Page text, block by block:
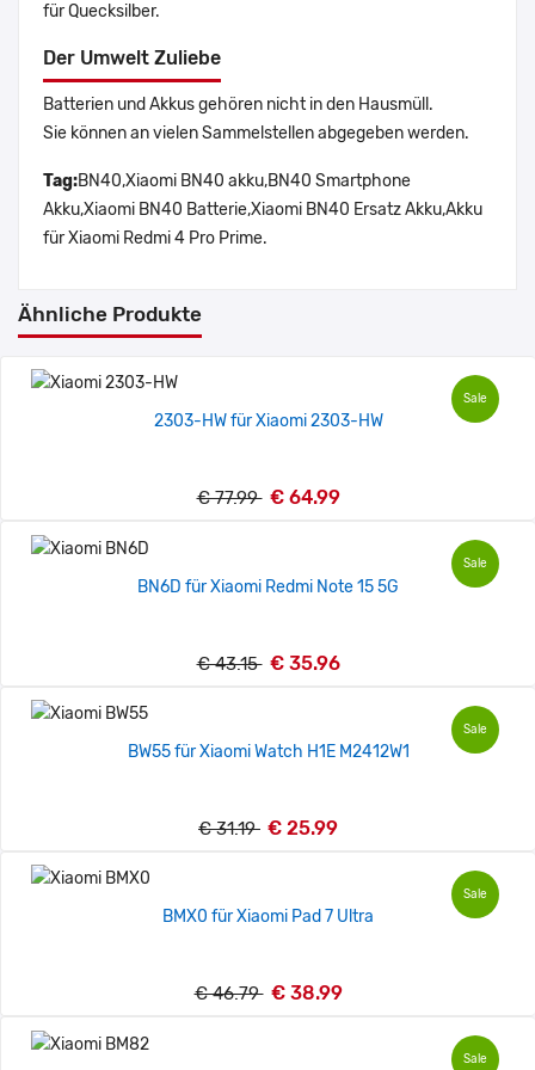
für Quecksilber.
Der Umwelt Zuliebe
Batterien und Akkus gehören nicht in den Hausmüll.
Sie können an vielen Sammelstellen abgegeben werden.
Tag:BN40,Xiaomi BN40 akku,BN40 Smartphone
Akku,Xiaomi BN40 Batterie,Xiaomi BN40 Ersatz Akku,Akku
für Xiaomi Redmi 4 Pro Prime.
Ähnliche Produkte
Sale
2303-HW für Xiaomi 2303-HW
€ 77.99 € 64.99
Sale
BN6D für Xiaomi Redmi Note 15 5G
€ 43.15 € 35.96
Sale
BW55 für Xiaomi Watch H1E M2412W1
€ 31.19 € 25.99
Sale
BMX0 für Xiaomi Pad 7 Ultra
€ 46.79 € 38.99
Sale